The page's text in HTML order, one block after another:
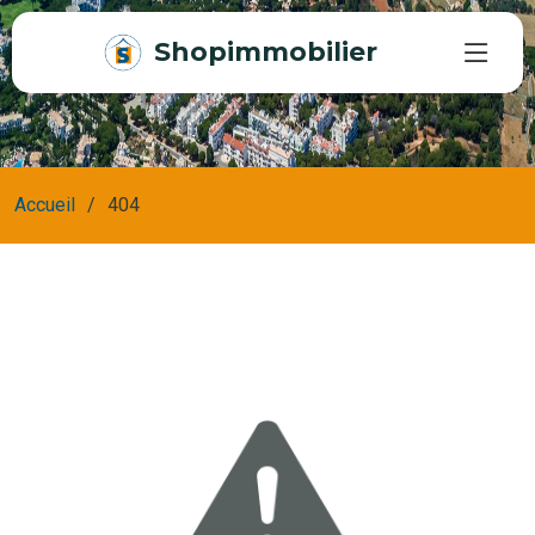
Shopimmobilier
Accueil 404